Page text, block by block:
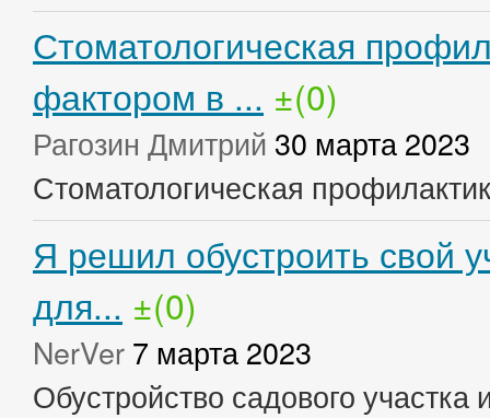
Стоматологическая
фактором в ... ±(0)
Рагозин Дмитрий 30 марта 2023
Стоматологическая
Я решил обустроить свой
для... ±(0)
NerVer 7 марта 2023
Обустройство садового